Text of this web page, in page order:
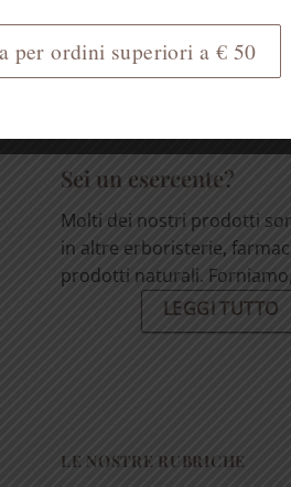
[...]
Sei un esercente?
Molti dei nostri prodotti
in altre erboristerie,
prodotti naturali.
LEGGI TUTTO
LE NOSTRE RUBRICHE
per ordini superiori a € 50